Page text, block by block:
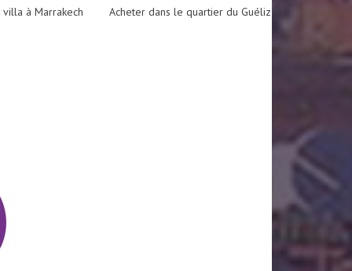
à Marrakech Acheter dans le quartier du Guéliz